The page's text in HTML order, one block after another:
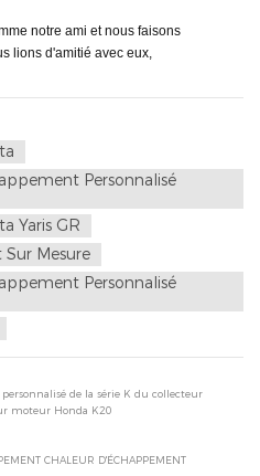
notre ami et nous faisons
lions d'amitié avec eux,
Personnalisé
Yaris GR
Mesure
Personnalisé
de la série K du collecteur
moteur Honda K20
CHALEUR D'ÉCHAPPEMENT